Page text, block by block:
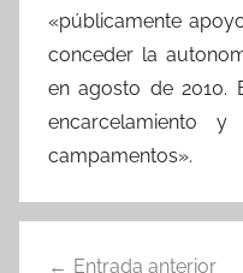
«públicamente
conceder la
en agosto de 2010.
encarcelamiento
campamentos».
Entrada anterior